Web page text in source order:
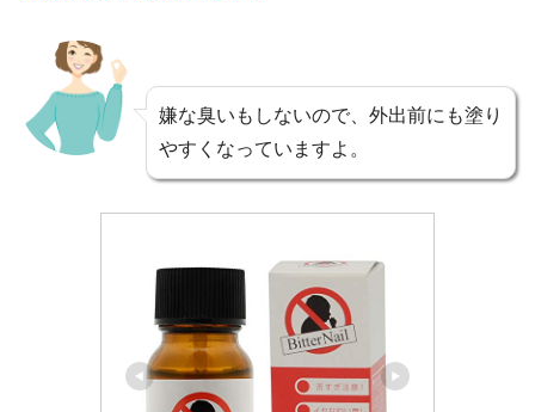
嫌な臭いもしないので、外出前にも塗り
やすくなっていますよ。